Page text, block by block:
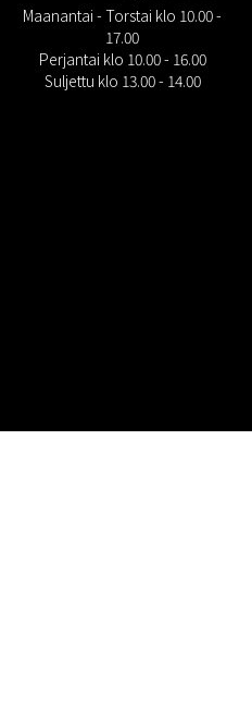
Maanantai - Torstai klo 10.00 -
17.00
Perjantai klo 10.00 - 16.00
Suljettu klo 13.00 - 14.00